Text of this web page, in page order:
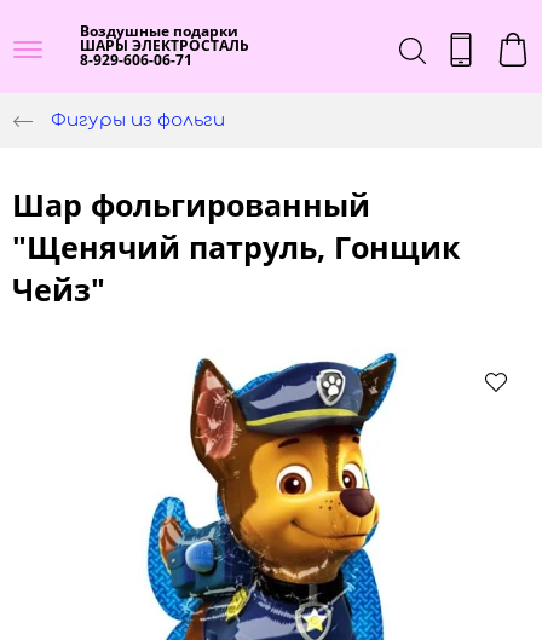
Воздушные подарки
ШАРЫ ЭЛЕКТРОСТАЛЬ
8-929-606-06-71
Фигуры из фольги
Шар фольгированный
"Щенячий патруль, Гонщик
Чейз"